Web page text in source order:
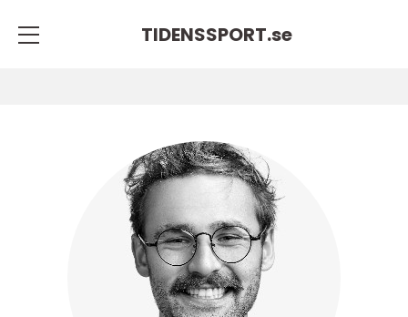
TIDENSSPORT.se